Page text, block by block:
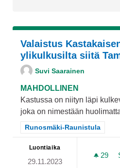
Valaistus
ylikulkusilta siitä
Suvi Saarainen
MAHDOLLINEN
Kastussa on niityn läpi
joka on nimestään
Rajaa tulokset teeman
Runosmäki-Raunistula
Luontiaika
29.11.2023
29